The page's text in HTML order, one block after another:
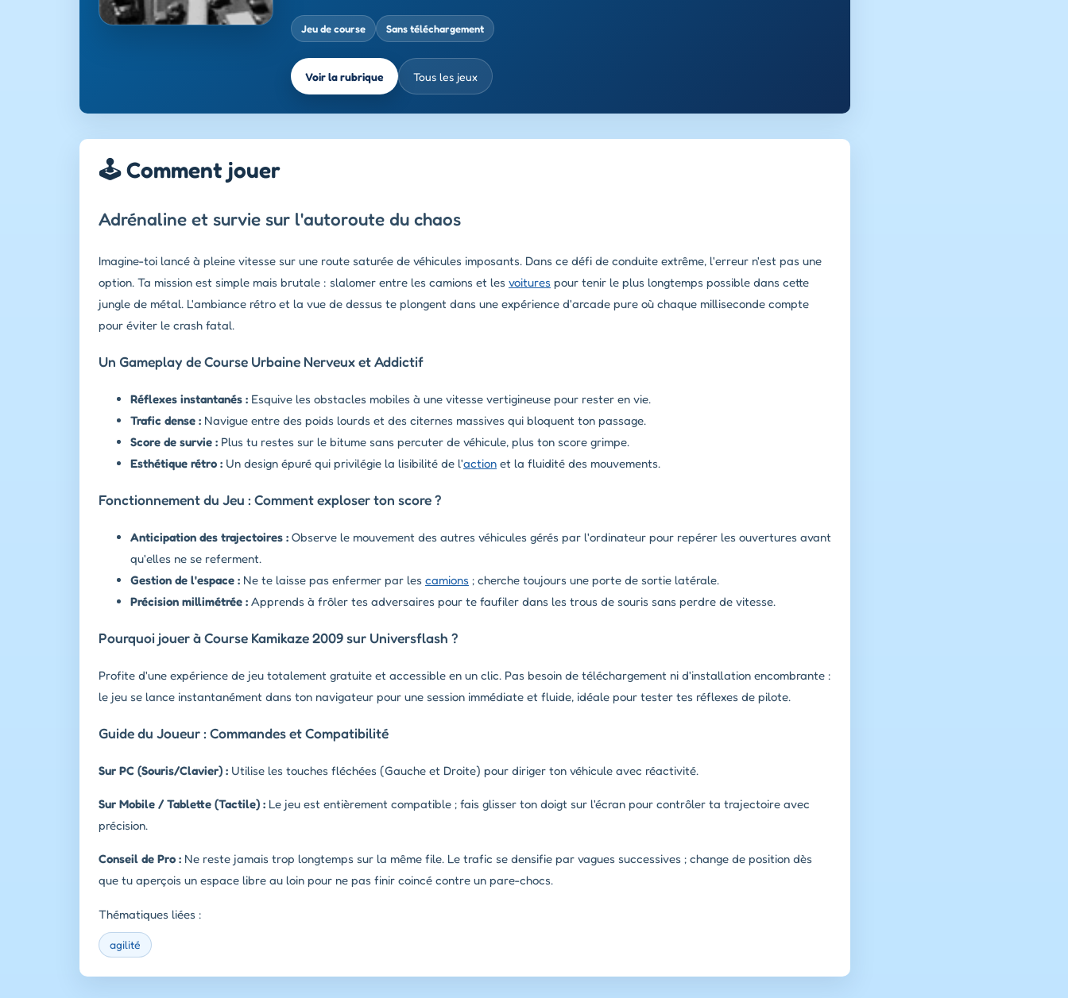
Jeu de course Sans téléchargement
Voir la rubrique Tous les jeux
🕹️ Comment jouer
Adrénaline et survie sur l'autoroute du chaos
Imagine-toi lancé à pleine vitesse sur une route saturée de véhicules imposants. Dans ce défi de conduite extrême, l'erreur n'est pas une
option. Ta mission est simple mais brutale : slalomer entre les camions et les voitures pour tenir le plus longtemps possible dans cette
jungle de métal. L'ambiance rétro et la vue de dessus te plongent dans une expérience d'arcade pure où chaque milliseconde compte
pour éviter le crash fatal.
Un Gameplay de Course Urbaine Nerveux et Addictif
Réflexes instantanés : Esquive les obstacles mobiles à une vitesse vertigineuse pour rester en vie.
Trafic dense : Navigue entre des poids lourds et des citernes massives qui bloquent ton passage.
Score de survie : Plus tu restes sur le bitume sans percuter de véhicule, plus ton score grimpe.
Esthétique rétro : Un design épuré qui privilégie la lisibilité de l'action et la fluidité des mouvements.
Fonctionnement du Jeu : Comment exploser ton score ?
Anticipation des trajectoires : Observe le mouvement des autres véhicules gérés par l'ordinateur pour repérer les ouvertures avant
qu'elles ne se referment.
Gestion de l'espace : Ne te laisse pas enfermer par les camions ; cherche toujours une porte de sortie latérale.
Précision millimétrée : Apprends à frôler tes adversaires pour te faufiler dans les trous de souris sans perdre de vitesse.
Pourquoi jouer à Course Kamikaze 2009 sur Universflash ?
Profite d'une expérience de jeu totalement gratuite et accessible en un clic. Pas besoin de téléchargement ni d'installation encombrante :
le jeu se lance instantanément dans ton navigateur pour une session immédiate et fluide, idéale pour tester tes réflexes de pilote.
Guide du Joueur : Commandes et Compatibilité
Sur PC (Souris/Clavier) : Utilise les touches fléchées (Gauche et Droite) pour diriger ton véhicule avec réactivité.
Sur Mobile / Tablette (Tactile) : Le jeu est entièrement compatible ; fais glisser ton doigt sur l'écran pour contrôler ta trajectoire avec
précision.
Conseil de Pro : Ne reste jamais trop longtemps sur la même file. Le trafic se densifie par vagues successives ; change de position dès
que tu aperçois un espace libre au loin pour ne pas finir coincé contre un pare-chocs.
Thématiques liées :
agilité